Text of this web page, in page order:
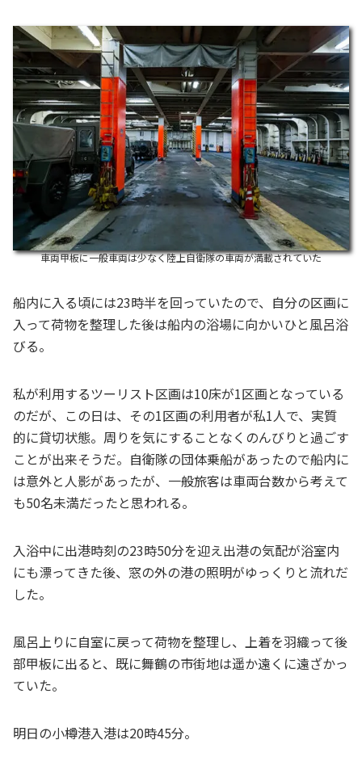
車両甲板に一般車両は少なく陸上自衛隊の車両が満載されていた
船内に入る頃には23時半を回っていたので、自分の区画に
入って荷物を整理した後は船内の浴場に向かいひと風呂浴
びる。
私が利用するツーリスト区画は10床が1区画となっている
のだが、この日は、その1区画の利用者が私1人で、実質
的に貸切状態。周りを気にすることなくのんびりと過ごす
ことが出来そうだ。自衛隊の団体乗船があったので船内に
は意外と人影があったが、一般旅客は車両台数から考えて
も50名未満だったと思われる。
入浴中に出港時刻の23時50分を迎え出港の気配が浴室内
にも漂ってきた後、窓の外の港の照明がゆっくりと流れだ
した。
風呂上りに自室に戻って荷物を整理し、上着を羽織って後
部甲板に出ると、既に舞鶴の市街地は遥か遠くに遠ざかっ
ていた。
明日の小樽港入港は20時45分。